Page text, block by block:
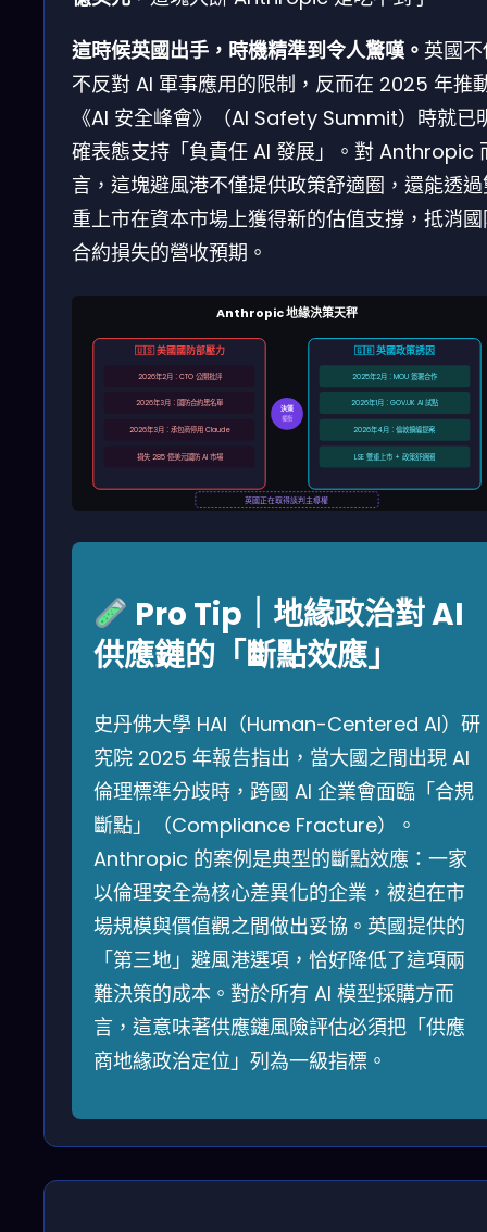
這時候英國出手，時機精準到令人驚嘆。 英國
不反對 AI 軍事應用的限制，反而在 2025 年推
《AI 安全峰會》（AI Safety Summit）時就已
確表態支持「負責任 AI 發展」。對 Anthropic
言，這塊避風港不僅提供政策舒適圈，還能透
重上市在資本市場上獲得新的估值支撐，抵消
合約損失的營收預期。
Anthropic 地緣決策天秤
🇺🇸 美國國防部壓力
2026年2月：CTO 公開批評
2026年3月：國防合約黑名單
2026年3月：承包商停用 Claude
損失 285 億美元國防 AI 市場
🇬🇧 英國政策誘因
2025年2月：MOU 簽署合作
2026年1月：GOV.UK AI 試點
2026年4月：倫敦擴編提案
LSE 雙重上市 + 政策舒適圈
決策
權衡
英國正在取得談判主導權
Pro Tip｜地緣政治對 AI
供應鏈的「斷點效應」
史丹佛大學 HAI（Human-Centered AI）研
究院 2025 年報告指出，當大國之間出現 AI
倫理標準分歧時，跨國 AI 企業會面臨「合規
斷點」（Compliance Fracture）。
Anthropic 的案例是典型的斷點效應：一家
以倫理安全為核心差異化的企業，被迫在市
場規模與價值觀之間做出妥協。英國提供的
「第三地」避風港選項，恰好降低了這項兩
難決策的成本。對於所有 AI 模型採購方而
言，這意味著供應鏈風險評估必須把「供應
商地緣政治定位」列為一級指標。